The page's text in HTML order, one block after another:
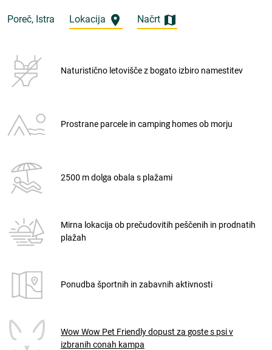
Poreč, Istra Lokacija Načrt
Naturistično letovišče z bogato izbiro namestitev
Prostrane parcele in camping homes ob morju
2500 m dolga obala s plažami
Mirna lokacija ob prečudovitih peščenih in prodnatih
plažah
Ponudba športnih in zabavnih aktivnosti
Wow Wow Pet Friendly dopust za goste s psi v
izbranih conah kampa